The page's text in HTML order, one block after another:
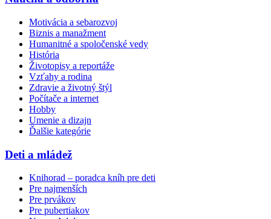
Motivácia a sebarozvoj
Biznis a manažment
Humanitné a spoločenské vedy
História
Životopisy a reportáže
Vzťahy a rodina
Zdravie a životný štýl
Počítače a internet
Hobby
Umenie a dizajn
Ďalšie kategórie
Deti a mládež
Knihorad – poradca kníh pre deti
Pre najmenších
Pre prvákov
Pre pubertiakov